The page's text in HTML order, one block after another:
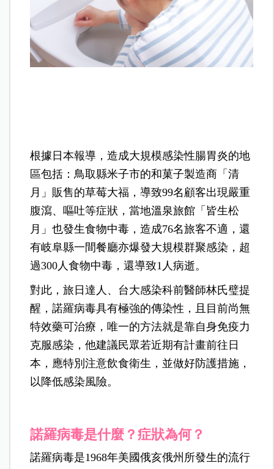
根據日本報導，造成大規模感染性腸胃炎的地
區包括：鳥取縣米子市的和菓子製造商「清
月」販售的草莓大福，導致99名顧客出現嚴重
腹瀉、嘔吐等症狀，當地溫泉旅館「皆生松
月」也發生食物中毒，造成76名旅客不適，還
有岐阜縣一間餐廳亦爆發大規模群聚感染，超
過300人食物中毒，還導致1人病逝。
對此，旅日達人、台大感染科前醫師林氏璧提
醒，諾羅病毒具有極強的傳染性，且目前尚無
特效藥可治療，唯一的方法就是靠自身免疫力
克服感染，他建議民眾若近期有計畫前往日
本，應特別注意飲食衛生，並做好防護措施，
以降低感染風險。
諾羅病毒是什麼？症狀為何？
諾羅病毒是1968年美國俄亥俄州所發生的流行